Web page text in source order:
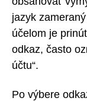
jazyk
účelom je
odkaz, často
účtu“.
Po výbere